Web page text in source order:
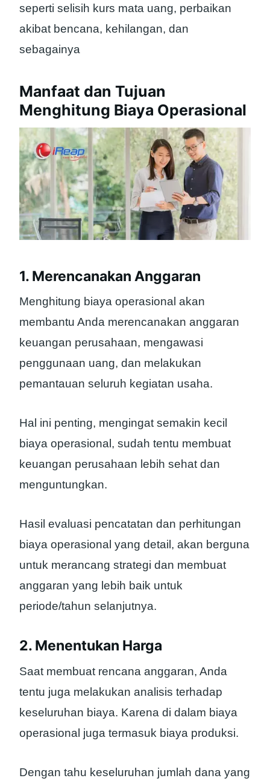
seperti selisih kurs mata uang, perbaikan
akibat bencana, kehilangan, dan
sebagainya
Manfaat dan Tujuan
Menghitung Biaya Operasional
1. Merencanakan Anggaran
Menghitung biaya operasional akan
membantu Anda merencanakan anggaran
keuangan perusahaan, mengawasi
penggunaan uang, dan melakukan
pemantauan seluruh kegiatan usaha.
Hal ini penting, mengingat semakin kecil
biaya operasional, sudah tentu membuat
keuangan perusahaan lebih sehat dan
menguntungkan.
Hasil evaluasi pencatatan dan perhitungan
biaya operasional yang detail, akan berguna
untuk merancang strategi dan membuat
anggaran yang lebih baik untuk
periode/tahun selanjutnya.
2. Menentukan Harga
Saat membuat rencana anggaran, Anda
tentu juga melakukan analisis terhadap
keseluruhan biaya. Karena di dalam biaya
operasional juga termasuk biaya produksi.
Dengan tahu keseluruhan jumlah dana yang